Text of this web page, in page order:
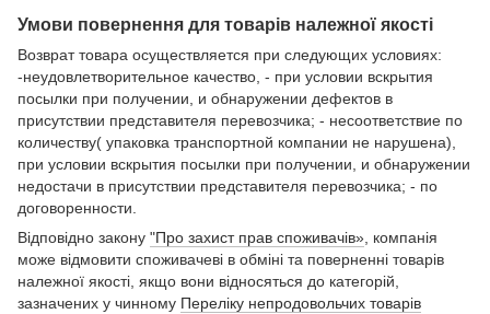
Умови повернення для товарів належної якості
Возврат товара осуществляется при следующих условиях:
-неудовлетворительное качество, - при условии вскрытия
посылки при получении, и обнаружении дефектов в
присутствии представителя перевозчика; - несоответствие по
количеству( упаковка транспортной компании не нарушена),
при условии вскрытия посылки при получении, и обнаружении
недостачи в присутствии представителя перевозчика; - по
договоренности.
Відповідно закону "Про захист прав споживачів» , компанія
може відмовити споживачеві в обміні та поверненні товарів
належної якості, якщо вони відносяться до категорій,
зазначених у чинному Переліку непродовольчих товарів